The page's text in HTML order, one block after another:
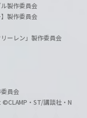
製作委員会
製作委員会
ーレン」製作委員会
員会
・ST/講談社・N